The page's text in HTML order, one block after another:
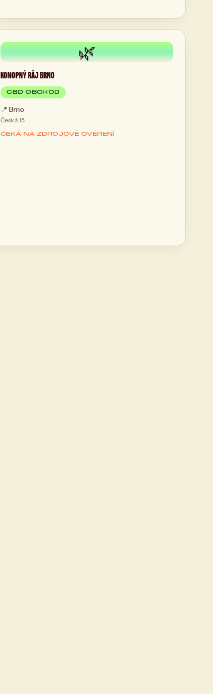
🌿
KONOPNÝ RÁJ BRNO
CBD OBCHOD
📍 Brno
Česká 15
ČEKÁ NA ZDROJOVÉ OVĚŘENÍ